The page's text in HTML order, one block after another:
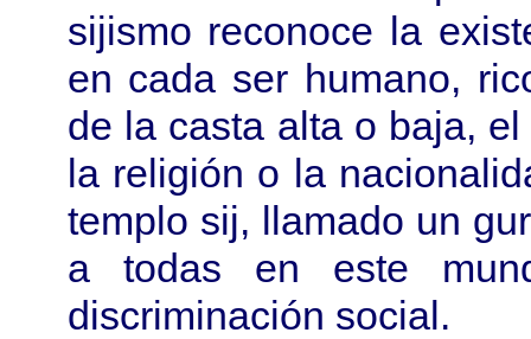
sijismo reconoce la
en cada ser humano,
de la casta alta o baja,
la religión o la
templo sij, llamado un
a todas en este
discriminación social.